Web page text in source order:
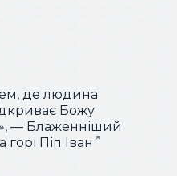
де людина
Божу
— Блаженніший
горі Піп Іван